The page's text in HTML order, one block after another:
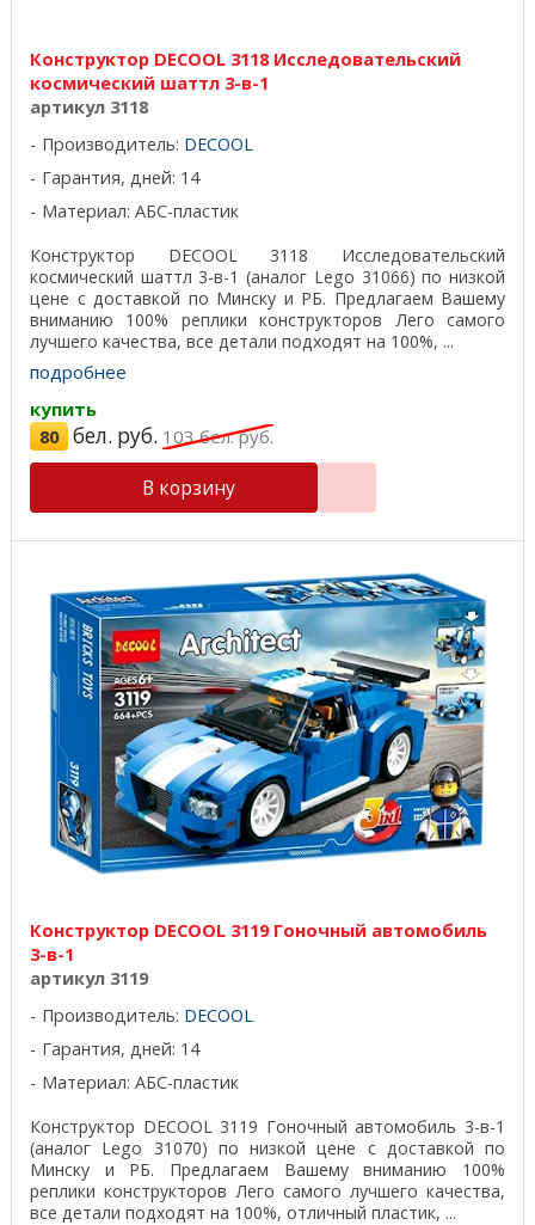
Конструктор DECOOL 3118 Исследовательский
космический шаттл 3-в-1
артикул 3118
Производитель: DECOOL
Гарантия, дней: 14
Материал: АБС-пластик
Конструктор DECOOL 3118 Исследовательский
космический шаттл 3-в-1 (аналог Lego 31066) по низкой
цене с доставкой по Минску и РБ. Предлагаем Вашему
вниманию 100% реплики конструкторов Лего самого
лучшего качества, все детали подходят на 100%, ...
подробнее
купить
80 бел. руб. 103бел. руб.
В корзину
Конструктор DECOOL 3119 Гоночный автомобиль
3-в-1
артикул 3119
Производитель: DECOOL
Гарантия, дней: 14
Материал: АБС-пластик
Конструктор DECOOL 3119 Гоночный автомобиль 3-в-1
(аналог Lego 31070) по низкой цене с доставкой по
Минску и РБ. Предлагаем Вашему вниманию 100%
реплики конструкторов Лего самого лучшего качества,
все детали подходят на 100%, отличный пластик, ...